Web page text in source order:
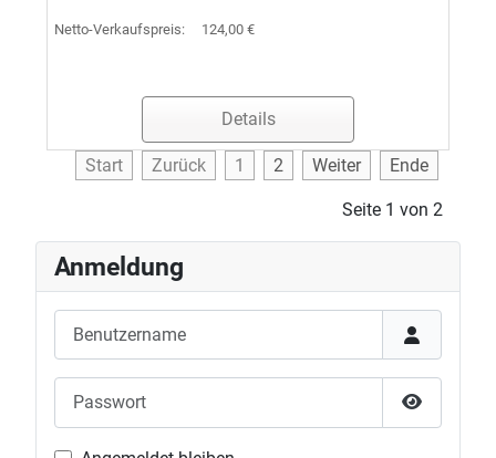
Netto-Verkaufspreis: 124,00 €
Details
Start Zurück 1 2 Weiter Ende
Seite 1 von 2
Anmeldung
Passwort